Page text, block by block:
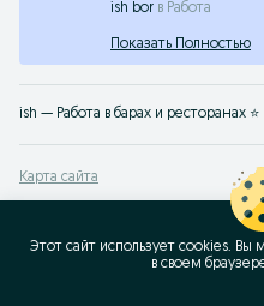
ish bor в Работа
Показать Полностью
Карта сайта
Карта бизнес-страницы
Популярные запросы
Этот сайт использует cookies.
в своeм